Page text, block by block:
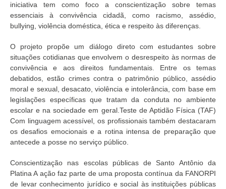
iniciativa tem como foco a conscientização sobre temas
essenciais à convivência cidadã, como racismo, assédio,
bullying, violência doméstica, ética e respeito às diferenças.
O projeto propõe um diálogo direto com estudantes sobre
situações cotidianas que envolvem o desrespeito às normas de
convivência e aos direitos fundamentais. Entre os temas
debatidos, estão crimes contra o patrimônio público, assédio
moral e sexual, desacato, violência e intolerância, com base em
legislações específicas que tratam da conduta no ambiente
escolar e na sociedade em geral.Teste de Aptidão Física (TAF)
Com linguagem acessível, os profissionais também destacaram
os desafios emocionais e a rotina intensa de preparação que
antecede a posse no serviço público.
Conscientização nas escolas públicas de Santo Antônio da
Platina A ação faz parte de uma proposta contínua da FANORPI
de levar conhecimento jurídico e social às instituições públicas